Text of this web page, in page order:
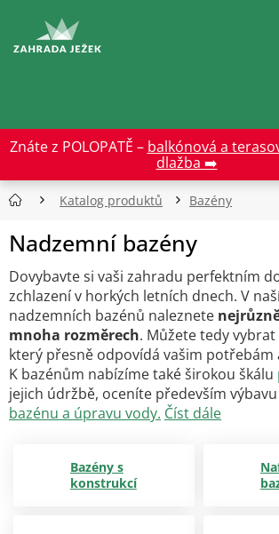
obsah
Znáte z POLOPATĚ – balkónová a
dlažba ➡️
Katalog produktů Bazény
Nadzemní bazény
Dovybavte si vaši zahradu perfektním
zchlazení v horkých letních dnech. V
nadzemních bazénů naleznete
mnoha rozměrech. Můžete tedy
který přesně odpovídá vašim potřebám
K bazénům nabízíme také širokou škálu
jejich údržbě, oceníte především
bazénu a úpravu vody. Číst dále
Bazény s
konstrukcí